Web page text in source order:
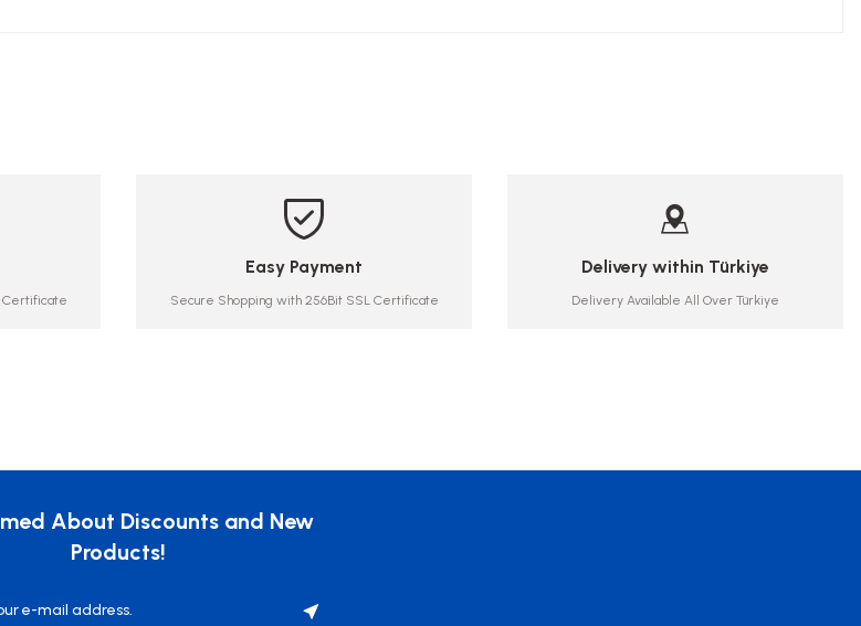
Certificate
Easy Payment
Secure Shopping with 256Bit SSL Certificate
Delivery within Türkiye
Delivery Available All Over Türkiye
About Discounts and New
Products!